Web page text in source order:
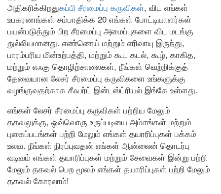
அதிகரிக்கிறதுகப்பி சீரமைப்பு கருவிகள், விட எங்கள்
உபகரணங்கள் சம்பாதிக்க 20 எங்கள் போட்டியாளர்கள்
பயன்படுத்தும் பிற சீரமைப்பு அமைப்புகளை விட மடங்கு
துல்லியமானது. எண்ணெய் மற்றும் எரிவாயு இருந்து,
பாரம்பரிய மின்உற்பத்தி, மற்றும் கூட கடல், கூழ், காகித,
மற்றும் எஃகு தொழிற்சாலைகள், நீங்கள் வெற்றிக்குத்
தேவையான லேசர் சீரமைப்பு கருவிகளை உங்களுக்கு
வழங்குவதற்காக சீஃபர்ட் இன்டஸ்ட்ரியல் இங்கே உள்ளது.
எங்கள் லேசர் சீரமைப்பு கருவிகள் பற்றிய மேலும்
தகவலுக்கு, ஒவ்வொரு உருப்படியை அம்சங்கள் மற்றும்
புகைப்படங்கள் பற்றி மேலும் எங்கள் தயாரிப்புகள் பக்கம்
உலவ. நீங்கள் நிரப்புவதன் எங்கள் ஆன்லைன் தொடர்பு
வடிவம் எங்கள் தயாரிப்புகள் மற்றும் சேவைகள் இன்று பற்றி
மேலும் தகவல் பெற மூலம் எங்கள் தயாரிப்புகள் பற்றி மேலும்
தகவல் கோரலாம்!